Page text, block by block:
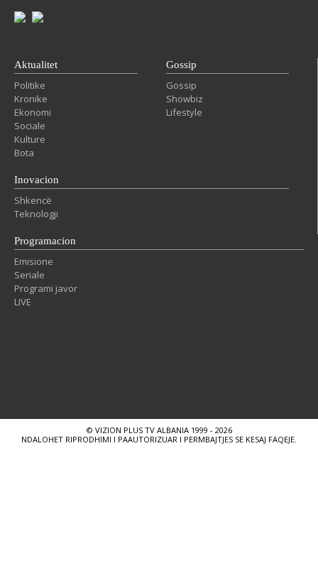
Aktualitet
Politike
Kronike
Ekonomi
Sociale
Kulture
Bota
Gossip
Gossip
Showbiz
Lifestyle
Inovacion
Shkencë
Teknologji
Programacion
Emisione
Seriale
Programi javor
LIVE
© VIZION PLUS TV ALBANIA 1999 - 2026
NDALOHET RIPRODHIMI I PAAUTORIZUAR I PERMBAJTJES SE KESAJ FAQEJE.